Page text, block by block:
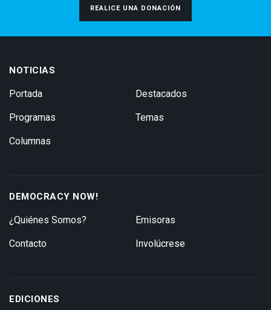
REALICE UNA DONACIÓN
NOTICIAS
Portada
Programas
Columnas
Destacados
Temas
DEMOCRACY NOW!
¿Quiénes Somos?
Contacto
Emisoras
Involúcrese
EDICIONES